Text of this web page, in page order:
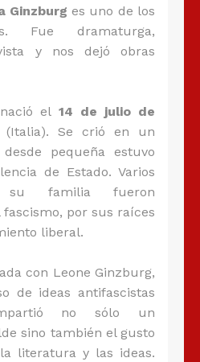
Ginzburg es uno de los
Fue dramaturga,
y nos dejó obras
el 14 de julio de
(Italia). Se crió en un
pequeña estuvo
de Estado. Varios
su familia fueron
por sus raíces
liberal.
con Leone Ginzburg,
de ideas antifascistas
no sólo un
sino también el gusto
literatura y las ideas.